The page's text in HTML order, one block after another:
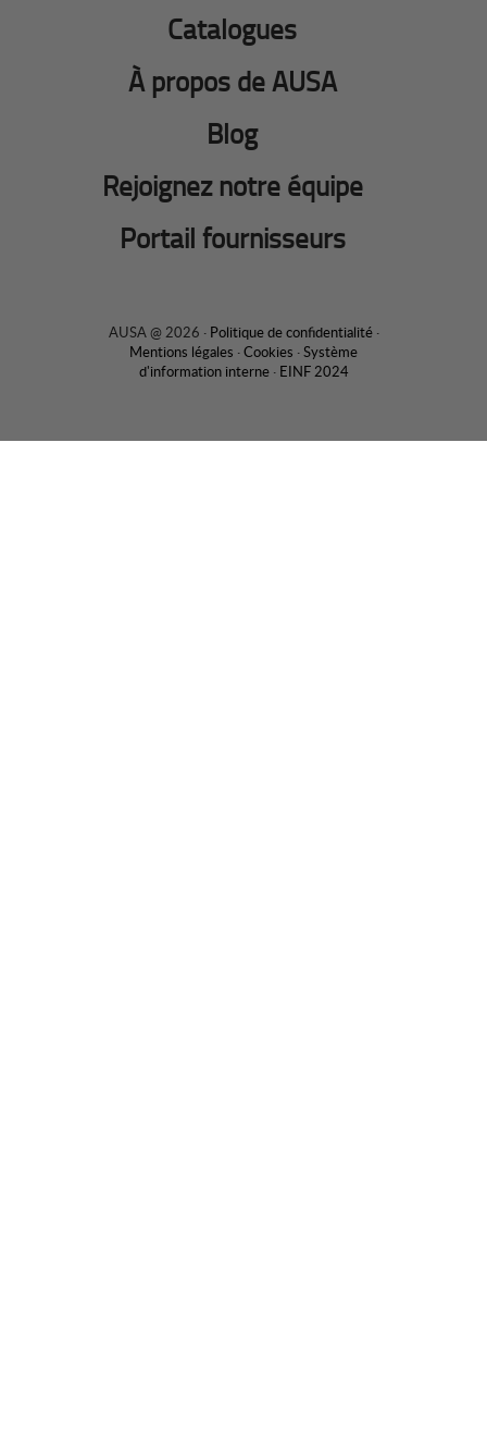
Catalogues
À propos de AUSA
Blog
Rejoignez notre équipe
Portail fournisseurs
AUSA @ 2026 · Politique de confidentialité·
Mentions légales ·Cookies ·Système
d'information interne· EINF 2024